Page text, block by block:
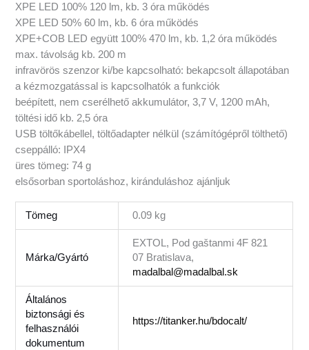
XPE LED 100% 120 lm, kb. 3 óra működés
XPE LED 50% 60 lm, kb. 6 óra működés
XPE+COB LED együtt 100% 470 lm, kb. 1,2 óra működés
max. távolság kb. 200 m
infravörös szenzor ki/be kapcsolható: bekapcsolt állapotában
a kézmozgatással is kapcsolhatók a funkciók
beépített, nem cserélhető akkumulátor, 3,7 V, 1200 mAh,
töltési idő kb. 2,5 óra
USB töltőkábellel, töltőadapter nélkül (számítógépről tölthető)
cseppálló: IPX4
üres tömeg: 74 g
elsősorban sportoláshoz, kiránduláshoz ajánljuk
Tömeg 0.09 kg
Márka/Gyártó
EXTOL, Pod gaštanmi 4F 821
07 Bratislava,
madalbal@madalbal.sk
Általános
biztonsági és
felhasználói
dokumentum
https://titanker.hu/bdocalt/